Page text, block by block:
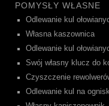
POMYSŁY WŁASNE
Odlewanie kul
Własna kaszownica
Odlewanie kul
Swój własny klucz do
Czyszczenie
Odlewanie kul na